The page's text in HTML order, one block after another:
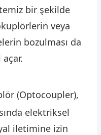
bir şekilde
veya
bozulması da
(Optocoupler),
elektriksel
iletimine izin